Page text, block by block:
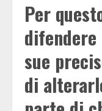
Per
sue
di